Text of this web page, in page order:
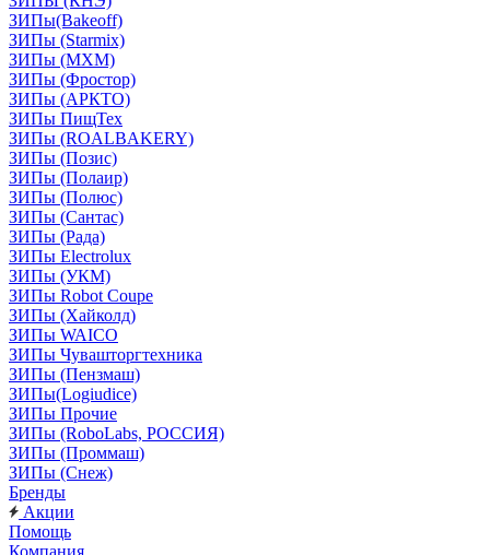
ЗИПы(Bakeoff)
ЗИПы (Starmix)
ЗИПы (МХМ)
ЗИПы (Фростор)
ЗИПы (АРКТО)
ЗИПы ПищТех
ЗИПы (ROALBAKERY)
ЗИПы (Позис)
ЗИПы (Полаир)
ЗИПы (Полюс)
ЗИПы (Сантас)
ЗИПы (Рада)
ЗИПы Electrolux
ЗИПы (УКМ)
ЗИПы Robot Coupe
ЗИПы (Хайколд)
ЗИПы WAICO
ЗИПы Чувашторгтехника
ЗИПы (Пензмаш)
ЗИПы(Logiudice)
ЗИПы Прочие
ЗИПы (RoboLabs, РОССИЯ)
ЗИПы (Проммаш)
ЗИПы (Снеж)
Бренды
Акции
Помощь
Компания